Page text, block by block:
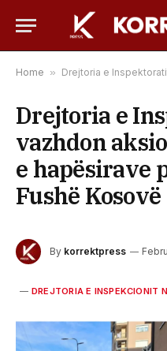
Home » Drejtoria e Inspektoratit vazhdon
Drejtoria e
vazhdon
e hapësirave
Fushë Kosovë
By korrektpress
DREJTORIA E INSPEKCIONIT